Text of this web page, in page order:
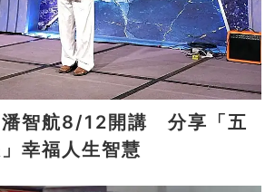
潘智航8/12開講 分享「五
幸福人生智慧